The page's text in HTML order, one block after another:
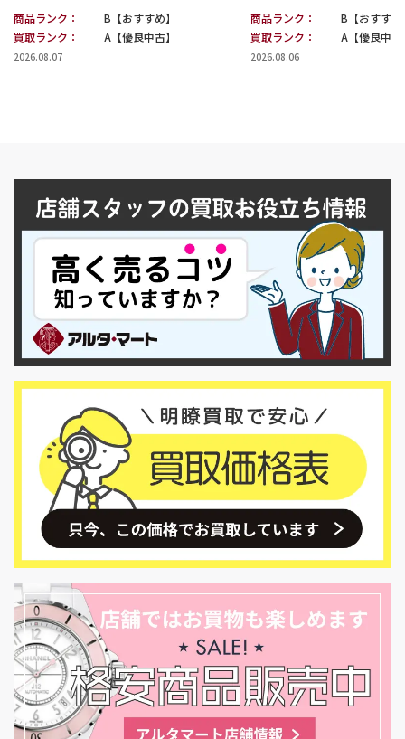
商品ランク：
B【おすすめ】
買取ランク：
A【優良中古】
2026.08.07
商品ランク：
B【おすすめ
買取ランク：
A【優良中古
2026.08.06